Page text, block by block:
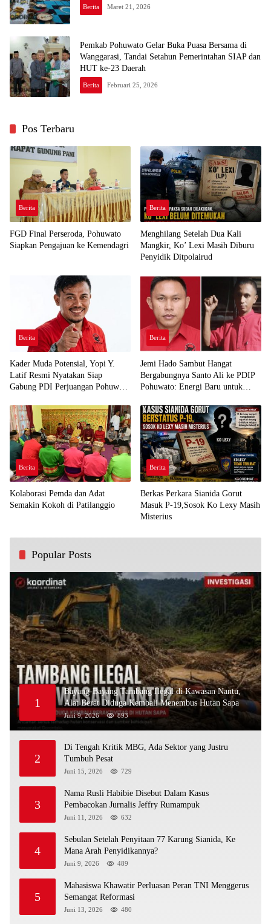
Berita Maret 21, 2026
Pemkab Pohuwato Gelar Buka Puasa Bersama di
Wanggarasi, Tandai Setahun Pemerintahan SIAP dan
HUT ke-23 Daerah
Berita Februari 25, 2026
Pos Terbaru
Berita
FGD Final Perseroda, Pohuwato
Siapkan Pengajuan ke Kemendagri
Berita
Menghilang Setelah Dua Kali
Mangkir, Ko’ Lexi Masih Diburu
Penyidik Ditpolairud
Berita
Kader Muda Potensial, Yopi Y.
Latif Resmi Nyatakan Siap
Gabung PDI Perjuangan Pohuwato
Berita
Jemi Hado Sambut Hangat
Bergabungnya Santo Ali ke PDIP
Pohuwato: Energi Baru untuk
Berita
Kolaborasi Pemda dan Adat
Semakin Kokoh di Patilanggio
Berita
Berkas Perkara Sianida Gorut
Masuk P-19,Sosok Ko Lexy Masih
Misterius
Popular Posts
1
Bayang-Bayang Tambang Ilegal di Kawasan Nantu,
Alat Berat Diduga Kembali Menembus Hutan Sapa
Juni 9, 2026 893
2
Di Tengah Kritik MBG, Ada Sektor yang Justru
Tumbuh Pesat
Juni 15, 2026 729
3
Nama Rusli Habibie Disebut Dalam Kasus
Pembacokan Jurnalis Jeffry Rumampuk
Juni 11, 2026 632
4
Sebulan Setelah Penyitaan 77 Karung Sianida, Ke
Mana Arah Penyidikannya?
Juni 9, 2026 489
5
Mahasiswa Khawatir Perluasan Peran TNI Menggerus
Semangat Reformasi
Juni 13, 2026 480